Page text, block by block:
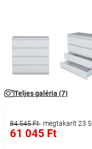
Teljes galéria (7)
84 545 Ft megtakarít 23
61 045 Ft